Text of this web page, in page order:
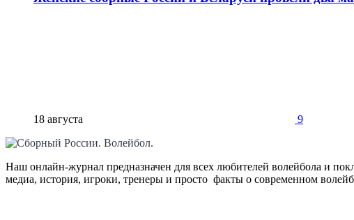
18 августа 9
Наш онлайн-журнал предназначен для всех любителей волейбола и
медиа, история, игроки, тренеры и просто факты о современном